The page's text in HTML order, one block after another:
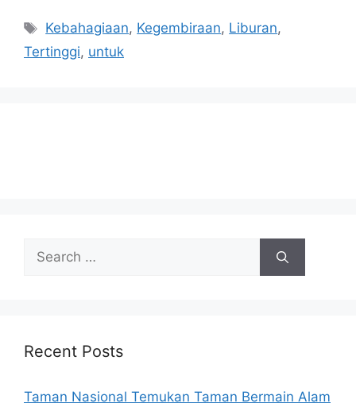
Tags
Kebahagiaan, Kegembiraan, Liburan,
Tertinggi, untuk
Search
for:
Recent Posts
Taman Nasional Temukan Taman Bermain Alam